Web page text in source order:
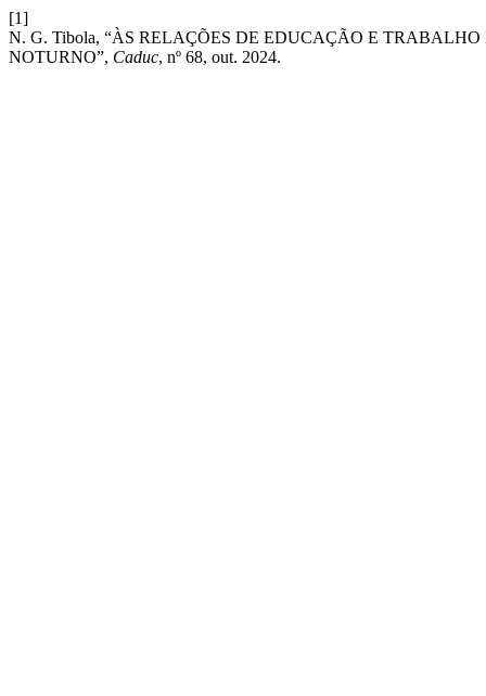
[1]
N. G. Tibola, “ÀS RELAÇÕES DE EDUCAÇÃO E
NOTURNO”, Caduc, nº 68, out. 2024.